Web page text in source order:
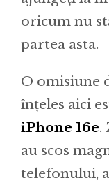
oricum nu
partea asta.
O omisiune
înțeles aici
iPhone 16e.
au scos
telefonului,